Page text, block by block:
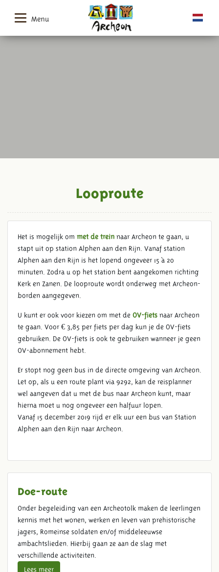
Menu
LOOPROUTE
Looproute
Het is mogelijk om met de trein naar Archeon te gaan, u
stapt uit op station Alphen aan den Rijn. Vanaf station
Alphen aan den Rijn is het lopend ongeveer 15 à 20
minuten. Zodra u op het station bent aangekomen richting
Kerk en Zanen. De looproute wordt onderweg met Archeon-
borden aangegeven.
U kunt er ook voor kiezen om met de OV-fiets naar Archeon
te gaan. Voor € 3,85 per fiets per dag kun je de OV-fiets
gebruiken. De OV-fiets is ook te gebruiken wanneer je geen
OV-abonnement hebt.
Er stopt nog geen bus in de directe omgeving van Archeon.
Let op, als u een route plant via 9292, kan de reisplanner
wel aangeven dat u met de bus naar Archeon kunt, maar
hierna moet u nog ongeveer een halfuur lopen.
Vanaf 15 december 2019 rijd er elk uur een bus van Station
Alphen aan den Rijn naar Archeon.
Doe-route
Onder begeleiding van een Archeotolk maken de leerlingen
kennis met het wonen, werken en leven van prehistorische
jagers, Romeinse soldaten en/of middeleeuwse
ambachtslieden. Hierbij gaan ze aan de slag met
verschillende activiteiten.
Lees meer